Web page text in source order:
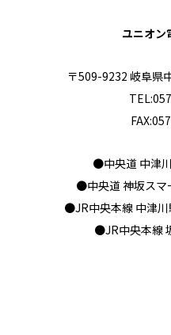
ユニオン
〒509-9232 岐阜県
●中央道 中津
●中央道 神坂スマ
●JR中央本線 中津
●JR中央本線